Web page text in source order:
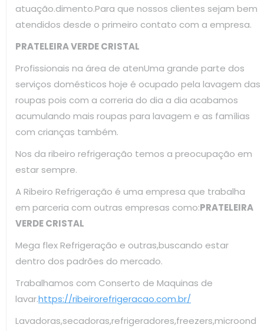
atuação.dimento.Para que nossos clientes sejam bem
atendidos desde o primeiro contato com a empresa.
PRATELEIRA VERDE CRISTAL
Profissionais na área de atenUma grande parte dos
serviços domésticos hoje é ocupado pela lavagem das
roupas pois com a correria do dia a dia acabamos
acumulando mais roupas para lavagem e as famílias
com crianças também.
Nos da ribeiro refrigeração temos a preocupação em
estar sempre.
A Ribeiro Refrigeração é uma empresa que trabalha
em parceria com outras empresas como:PRATELEIRA
VERDE CRISTAL
Mega flex Refrigeração e outras,buscando estar
dentro dos padrões do mercado.
Trabalhamos com Conserto de Maquinas de
lavar.https://ribeirorefrigeracao.com.br/
Lavadoras,secadoras,refrigeradores,freezers,microond